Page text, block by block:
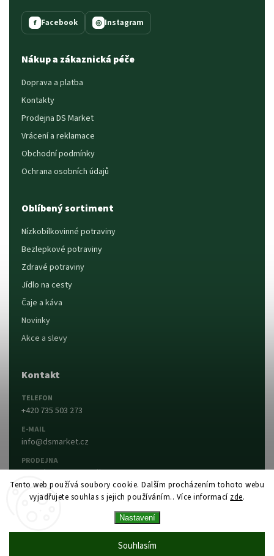
Tento web používá soubory cookie. Dalším procházením tohoto webu
vyjadřujete souhlas s jejich používáním.. Více informací zde.
Nastavení
Souhlasím
f Facebook ◎ Instagram
Nákup a zákaznická péče
Doprava a platba
Kontakty
Prodejna DS Market
Vrácení a reklamace
Obchodní podmínky
Ochrana osobních údajů
Oblíbený sortiment
Nízkobílkovinné potraviny
Bezlepkové potraviny
Zdravé potraviny
Jídlo na cesty
Čaje a káva
Novinky
Akce a slevy
Kontakt
TELEFON
+420 735 503 273
E-MAIL
info@dsmarket.cz
PRODEJNA
Dlouhá 90, 763 15 Slušovice
Napsat nám Prodejna a otevírací doba
Copyright 2026DS MARKET